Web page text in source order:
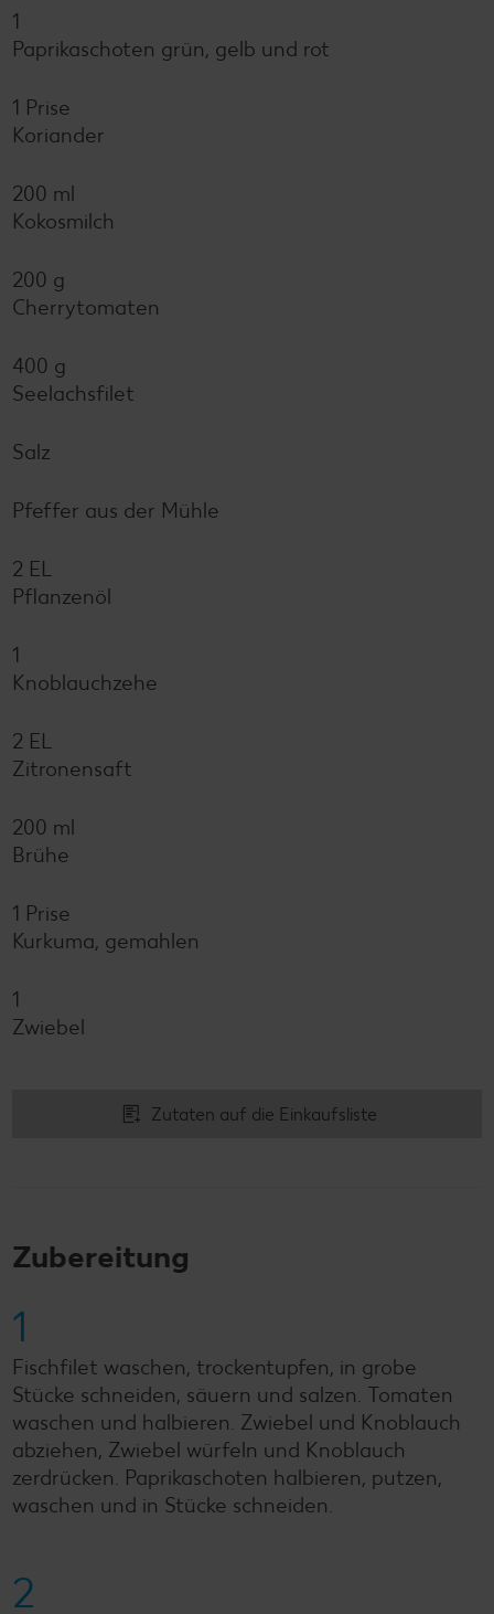
1
Paprikaschoten grün, gelb und rot
1 Prise
Koriander
200 ml
Kokosmilch
200 g
Cherrytomaten
400 g
Seelachsfilet
Salz
Pfeffer aus der Mühle
2 EL
Pflanzenöl
1
Knoblauchzehe
2 EL
Zitronensaft
200 ml
Brühe
1 Prise
Kurkuma, gemahlen
1
Zwiebel
Zutaten auf die Einkaufsliste
Zubereitung
1
Fischfilet waschen, trockentupfen, in grobe
Stücke schneiden, säuern und salzen. Tomaten
waschen und halbieren. Zwiebel und Knoblauch
abziehen, Zwiebel würfeln und Knoblauch
zerdrücken. Paprikaschoten halbieren, putzen,
waschen und in Stücke schneiden.
2